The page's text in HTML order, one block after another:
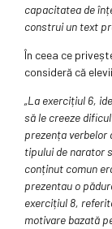
capacitatea de
construi un text
În ceea ce
consideră că
„La exercițiul 6,
să le creeze
prezența verbelor
tipului de narator
conținut comun
prezentau o
exercițiul 8,
motivare bazată